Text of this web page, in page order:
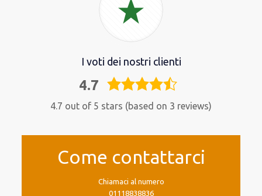
I voti dei nostri clienti
4.7
4,7
4.7 out of 5 stars (based on 3 reviews)
Come contattarci
Chiamaci al numero
01118838836